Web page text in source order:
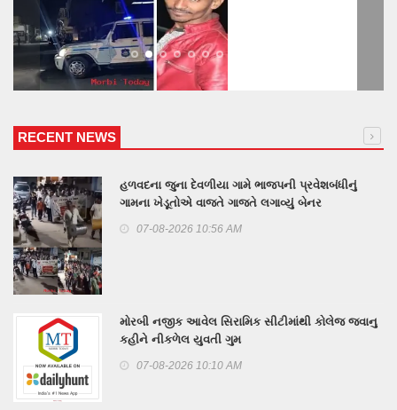
RECENT NEWS
હળવદના જુના દેવળીયા ગામે ભાજપની પ્રવેશબંધીનું
ગામના ખેડૂતોએ વાજતે ગાજતે લગાવ્યું બેનર
07-08-2026 10:56 AM
મોરબી નજીક આવેલ સિરામિક સીટીમાંથી કોલેજ જવાનુ
કહીને નીકળેલ યુવતી ગુમ
07-08-2026 10:10 AM